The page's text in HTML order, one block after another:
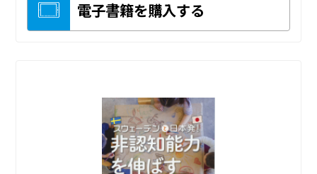
電子書籍を購入する